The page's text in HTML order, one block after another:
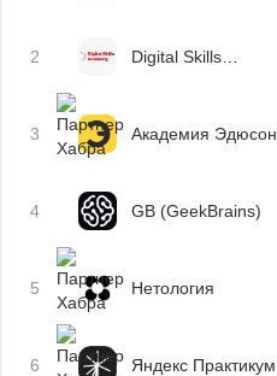
2
Digital Skills
3 Академия Эдюсон
4 GB (GeekBrains)
5 Нетология
6 Яндекс Практикум